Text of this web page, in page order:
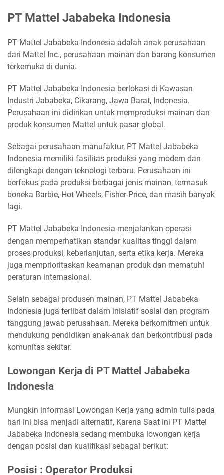
PT Mattel Jababeka Indonesia
PT Mattel Jababeka Indonesia adalah anak perusahaan
dari Mattel Inc., perusahaan mainan dan barang konsumen
terkemuka di dunia.
PT Mattel Jababeka Indonesia berlokasi di Kawasan
Industri Jababeka, Cikarang, Jawa Barat, Indonesia.
Perusahaan ini didirikan untuk memproduksi mainan dan
produk konsumen Mattel untuk pasar global.
Sebagai perusahaan manufaktur, PT Mattel Jababeka
Indonesia memiliki fasilitas produksi yang modern dan
dilengkapi dengan teknologi terbaru. Perusahaan ini
berfokus pada produksi berbagai jenis mainan, termasuk
boneka Barbie, Hot Wheels, Fisher-Price, dan masih banyak
lagi.
PT Mattel Jababeka Indonesia menjalankan operasi
dengan memperhatikan standar kualitas tinggi dalam
proses produksi, keberlanjutan, serta etika kerja. Mereka
juga memprioritaskan keamanan produk dan mematuhi
peraturan internasional.
Selain sebagai produsen mainan, PT Mattel Jababeka
Indonesia juga terlibat dalam inisiatif sosial dan program
tanggung jawab perusahaan. Mereka berkomitmen untuk
mendukung pendidikan anak-anak dan berkontribusi pada
komunitas sekitar.
Lowongan Kerja di PT Mattel Jababeka
Indonesia
Mungkin informasi Lowongan Kerja yang admin tulis pada
hari ini bisa menjadi alternatif, Karena Saat ini PT Mattel
Jababeka Indonesia sedang membuka lowongan kerja
dengan posisi dan kualifikasi sebagai berikut:
Posisi : Operator Produksi